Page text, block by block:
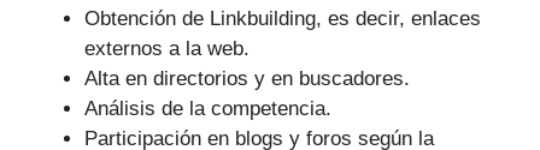
Obtención de Linkbuilding, es decir, enlaces
externos a la web.
Alta en directorios y en buscadores.
Análisis de la competencia.
Participación en blogs y foros según la